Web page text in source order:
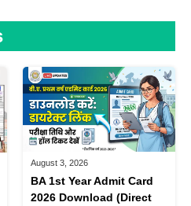
August 3, 2026
BA 1st Year Admit Card
2026 Download (Direct